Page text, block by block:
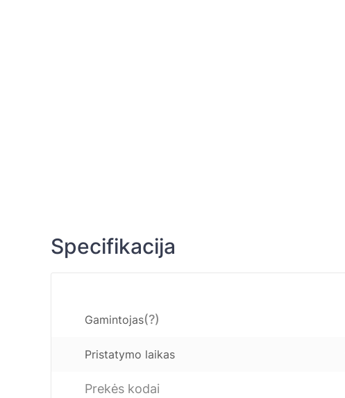
Specifikacija
Gamintojas(?)
Pristatymo laikas
Prekės kodai